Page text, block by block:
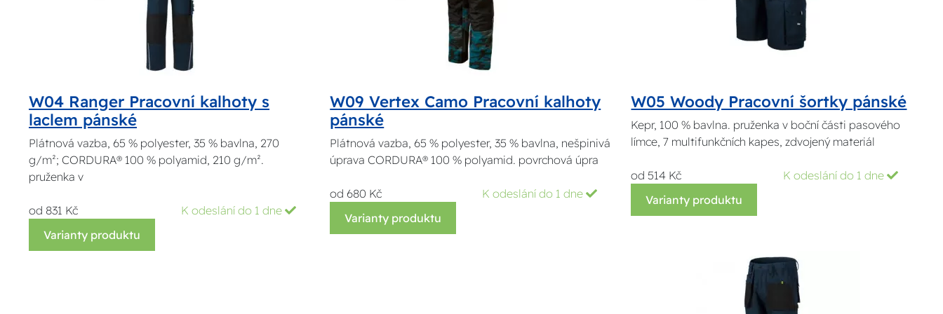
W04 Ranger Pracovní kalhoty s
laclem pánské
Plátnová vazba, 65 % polyester, 35 % bavlna, 270
g/m²; CORDURA® 100 % polyamid, 210 g/m².
pruženka v
od 831 Kč
K odeslání do 1 dne
Varianty produktu
W09 Vertex Camo Pracovní kalhoty
pánské
Plátnová vazba, 65 % polyester, 35 % bavlna, nešpinivá
úprava CORDURA® 100 % polyamid. povrchová úpra
od 680 Kč
K odeslání do 1 dne
Varianty produktu
W05 Woody Pracovní šortky pánské
Kepr, 100 % bavlna. pruženka v boční části pasového
límce, 7 multifunkčních kapes, zdvojený materiál
od 514 Kč
K odeslání do 1 dne
Varianty produktu